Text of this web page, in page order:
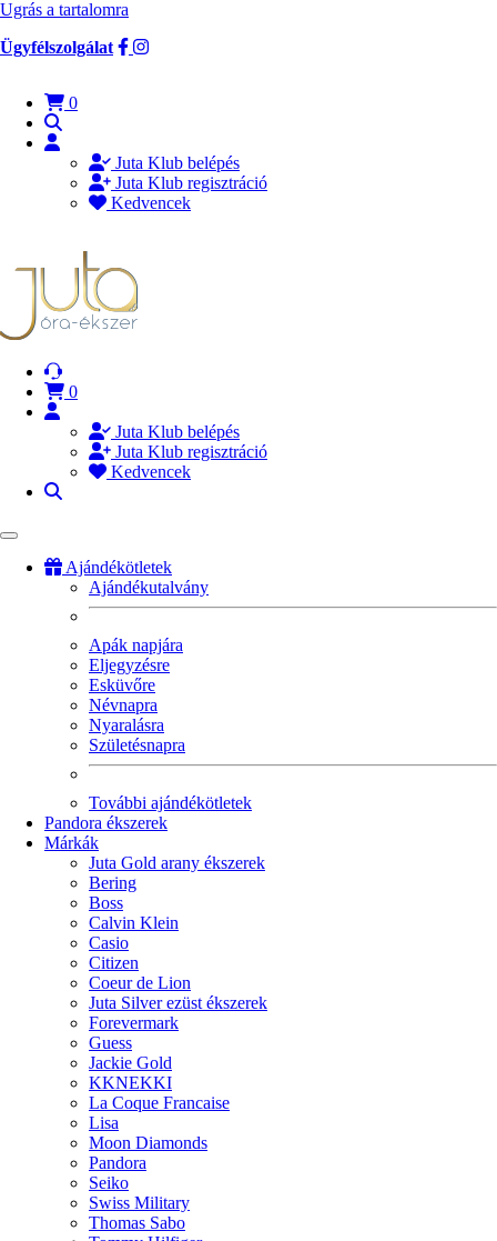
Ugrás a tartalomra
Ügyfélszolgálat
0
Juta Klub belépés
Juta Klub regisztráció
Kedvencek
0
Juta Klub belépés
Juta Klub regisztráció
Kedvencek
Ajándékötletek
Ajándékutalvány
Apák napjára
Eljegyzésre
Esküvőre
Névnapra
Nyaralásra
Születésnapra
További ajándékötletek
Pandora ékszerek
Márkák
Juta Gold arany ékszerek
Bering
Boss
Calvin Klein
Casio
Citizen
Coeur de Lion
Juta Silver ezüst ékszerek
Forevermark
Guess
Jackie Gold
KKNEKKI
La Coque Francaise
Lisa
Moon Diamonds
Pandora
Seiko
Swiss Military
Thomas Sabo